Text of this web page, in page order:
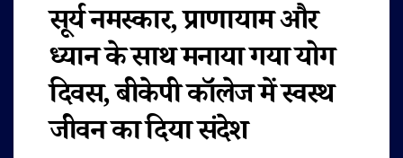
सूर्य नमस्कार, प्राणायाम और
ध्यान के साथ मनाया गया योग
दिवस, बीकेपी कॉलेज में स्वस्थ
जीवन का दिया संदेश